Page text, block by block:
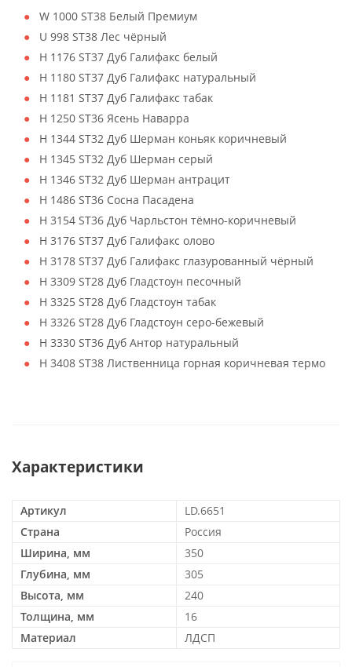
W 1000 ST38 Белый Премиум
U 998 ST38 Лес чёрный
H 1176 ST37 Дуб Галифакс белый
H 1180 ST37 Дуб Галифакс натуральный
H 1181 ST37 Дуб Галифакс табак
H 1250 ST36 Ясень Наварра
H 1344 ST32 Дуб Шерман коньяк коричневый
H 1345 ST32 Дуб Шерман серый
H 1346 ST32 Дуб Шерман антрацит
H 1486 ST36 Сосна Пасадена
H 3154 ST36 Дуб Чарльстон тёмно-коричневый
H 3176 ST37 Дуб Галифакс олово
H 3178 ST37 Дуб Галифакс глазурованный чёрный
H 3309 ST28 Дуб Гладстоун песочный
H 3325 ST28 Дуб Гладстоун табак
H 3326 ST28 Дуб Гладстоун серо-бежевый
H 3330 ST36 Дуб Антор натуральный
H 3408 ST38 Лиственница горная коричневая термо
Характеристики
Артикул
LD.6651
Страна
Россия
Ширина, мм
350
Глубина, мм
305
Высота, мм
240
Толщина, мм
16
Материал
ЛДСП